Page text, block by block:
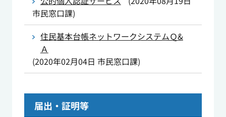
市民窓口課)
住民基本台帳ネットワークシステムＱ&
Ａ
(2020年02月04日 市民窓口課)
届出・証明等